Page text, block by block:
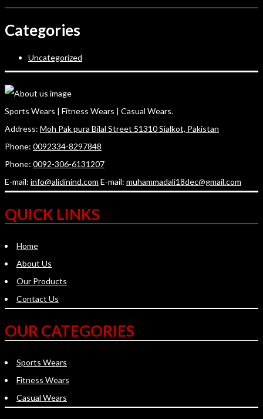
Categories
Uncategorized
Sports Wears | Fitness Wears | Casual Wears.
Address: Moh Pak pura Bilal Street 51310 Sialkot, Pakistan
Phone: 0092334-8297848
Phone: 0092-306-6131207
E-mail: info@alidinind.com E-mail: muhammadali18dec@gmail.com
QUICK LINKS
Home
About Us
Our Products
Contact Us
OUR CATEGORIES
Sports Wears
Fitness Wears
Casual Wears